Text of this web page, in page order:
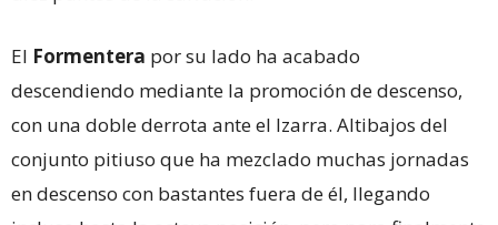
El Formentera por su lado ha acabado
descendiendo mediante la promoción de descenso,
con una doble derrota ante el Izarra. Altibajos del
conjunto pitiuso que ha mezclado muchas jornadas
en descenso con bastantes fuera de él, llegando